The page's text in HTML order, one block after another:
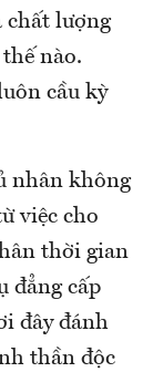
chất lượng
nào.
cầu kỳ
nhân không
việc cho
thời gian
đẳng cấp
đây đánh
thần độc